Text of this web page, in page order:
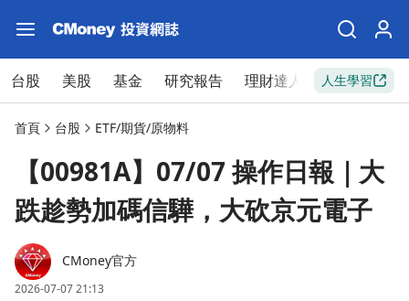
台股 美股 基金 研究報告 理財達人 新手入門
人生學習
首頁 台股 ETF/期貨/原物料
【00981A】07/07 操作日報｜大
跌趁勢加碼信驊，大砍京元電子
CMoney官方
2026-07-07 21:13